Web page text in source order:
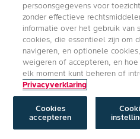
Producten & Oplossingen
persoonsgegevens voor
zonder effectieve
informatie over het gebruik van
cookies, die essentieel zijn om
navigeren, en optionele
weigeren of accepteren, en
elk moment kunt beheren of
Privacyverklaring
Cookies
accepteren